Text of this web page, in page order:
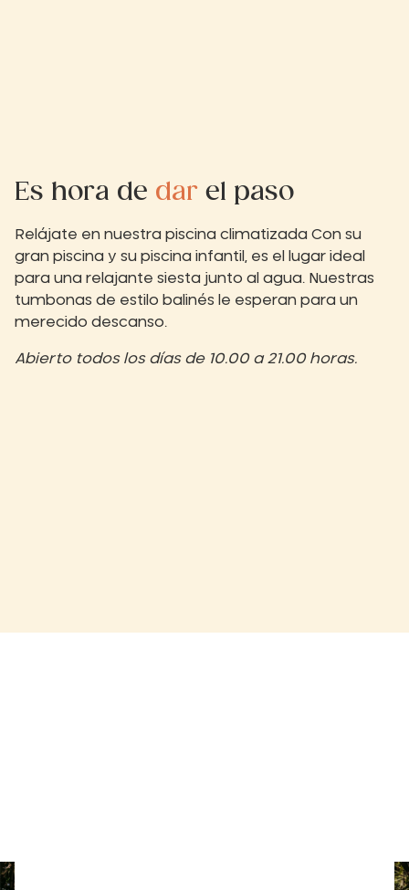
Es hora de dar el paso
Relájate en nuestra piscina climatizada Con su
gran piscina y su piscina infantil, es el lugar ideal
para una relajante siesta junto al agua. Nuestras
tumbonas de estilo balinés le esperan para un
merecido descanso.
Abierto todos los días de 10.00 a 21.00 horas.